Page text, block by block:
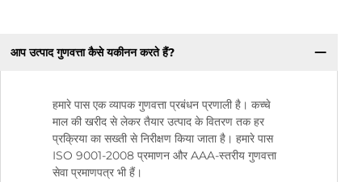
आप उत्पाद गुणवत्ता कैसे यकीनन करते हैं?
हमारे पास एक व्यापक गुणवत्ता प्रबंधन प्रणाली है। कच्चे
माल की खरीद से लेकर तैयार उत्पाद के वितरण तक हर
प्रक्रिया का सख्ती से निरीक्षण किया जाता है। हमारे पास
ISO 9001-2008 प्रमाणन और AAA-स्तरीय गुणवत्ता
सेवा प्रमाणपत्र भी हैं।